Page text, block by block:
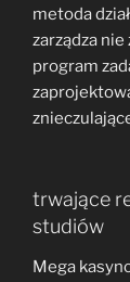
metoda
zarządza nie
program
trwające
studiów
Mega